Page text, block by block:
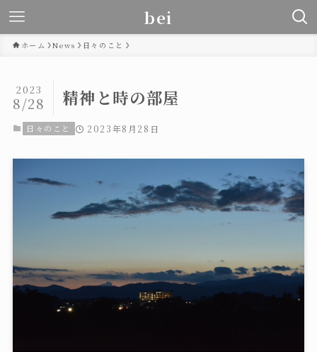
bei
ホーム News 日々のこと
精神と時の部屋
2023
8/28
日々のこと 2023年8月28日